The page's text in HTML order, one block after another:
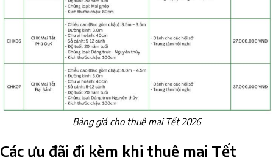
Bảng giá cho thuê mai Tết 2026
Các ưu đãi đi kèm khi thuê mai Tết